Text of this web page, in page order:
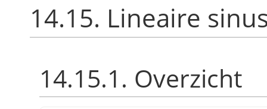
14.15. Lineaire
14.15.1. Overzicht